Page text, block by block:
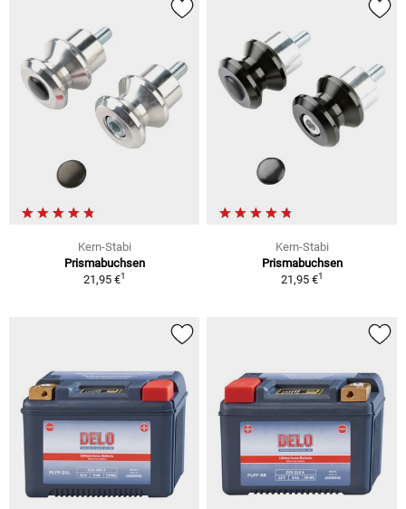
Kern-Stabi
Prismabuchsen
21,95 €1
Kern-Stabi
Prismabuchsen
21,95 €1